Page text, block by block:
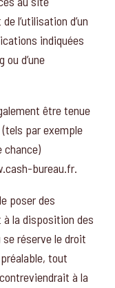
l’utilisation d’un
indiquées
ou d’une
être tenue
par exemple
chance)
bureau.fr.
poser des
à la disposition des
réserve le droit
tout
à la